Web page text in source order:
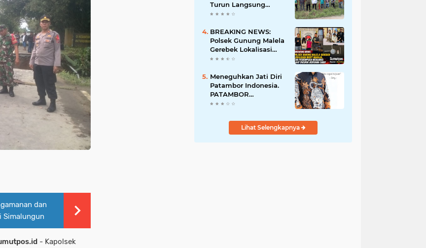
dan
Simalungun
- Kapolsek
Turun Langsung
Tinjau Batas Wilayah
Diserobot PT Jatim
Jaya Perkasa
BREAKING NEWS:
Polsek Gunung Malela
Gerebek Lokalisasi
Bukit Maraja, Dua
Saat Diciduk Bersama
Sabu
Meneguhkan Jati Diri
Patambor Indonesia.
PATAMBOR
INDONESIA Akan
Jakarta.
Lihat Selengkapnya